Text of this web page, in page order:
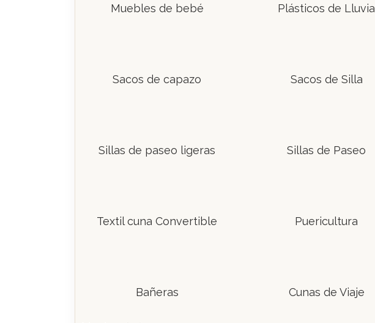
Muebles de bebé Plásticos de Lluvia
Sacos de capazo Sacos de Silla
Sillas de paseo ligeras Sillas de Paseo
Textil cuna Convertible Puericultura
Bañeras Cunas de Viaje